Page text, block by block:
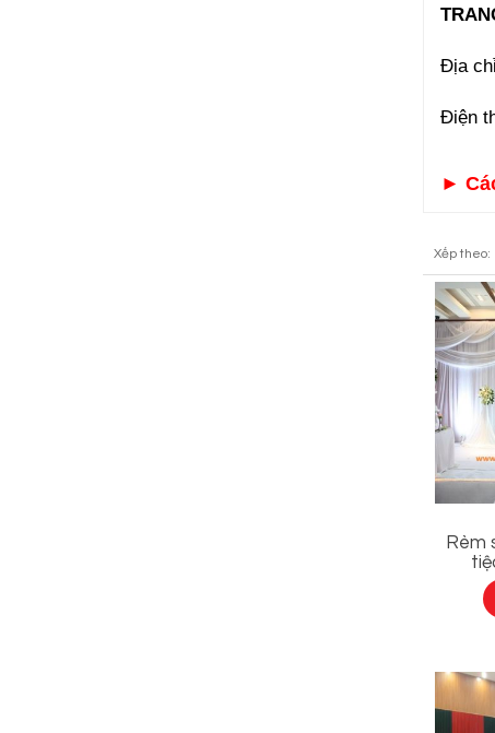
Địa
Điện
►
Xếp theo:
Rèm